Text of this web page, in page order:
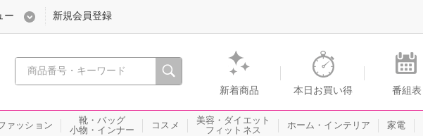
心おどる、瞬間を。通販・テレビショッピングのショップチャンネル
新着商品 本日お買い得 番組表
ー 新規会員登録
ァッション
靴・バッグ
小物・インナー
コスメ
美容・ダイエット
フィットネス
ホーム・インテリア 家電